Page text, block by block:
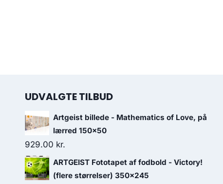
UDVALGTE TILBUD
Artgeist billede - Mathematics of Love, på
lærred 150x50
929.00 kr.
ARTGEIST Fototapet af fodbold - Victory!
(flere størrelser) 350x245